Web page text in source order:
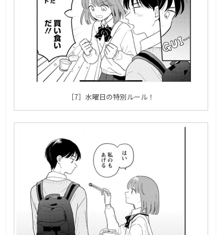
［7］水曜日の特別ルール！